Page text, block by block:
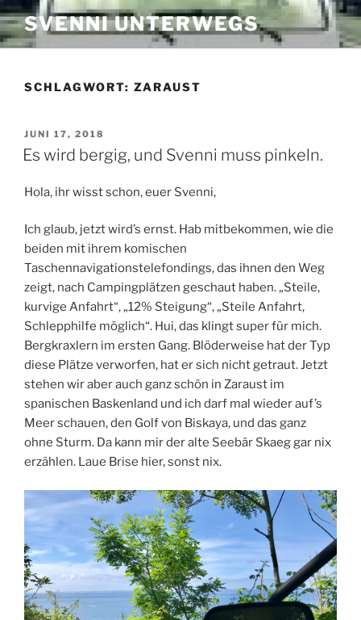
Zum
Inhalt
springen
SVENNI UNTERWEGS
SCHLAGWORT: ZARAUST
VERÖFFENTLICHT
AM
JUNI 17, 2018
Es wird bergig, und Svenni muss pinkeln.
Hola, ihr wisst schon, euer Svenni,
Ich glaub, jetzt wird’s ernst. Hab mitbekommen, wie die
beiden mit ihrem komischen
Taschennavigationstelefondings, das ihnen den Weg
zeigt, nach Campingplätzen geschaut haben. „Steile,
kurvige Anfahrt“, „12% Steigung“, „Steile Anfahrt,
Schlepphilfe möglich“. Hui, das klingt super für mich.
Bergkraxlern im ersten Gang. Blöderweise hat der Typ
diese Plätze verworfen, hat er sich nicht getraut. Jetzt
stehen wir aber auch ganz schön in Zaraust im
spanischen Baskenland und ich darf mal wieder auf’s
Meer schauen, den Golf von Biskaya, und das ganz
ohne Sturm. Da kann mir der alte Seebär Skaeg gar nix
erzählen. Laue Brise hier, sonst nix.